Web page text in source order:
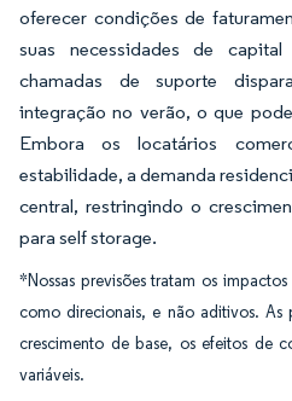
oferecer condições de
suas necessidades de
chamadas de suporte
integração no verão, o que
Embora os locatários
estabilidade, a demanda
central, restringindo o
para self storage.
*Nossas previsões tratam os
como direcionais, e não aditivos. As
crescimento de base, os efeitos de
variáveis.